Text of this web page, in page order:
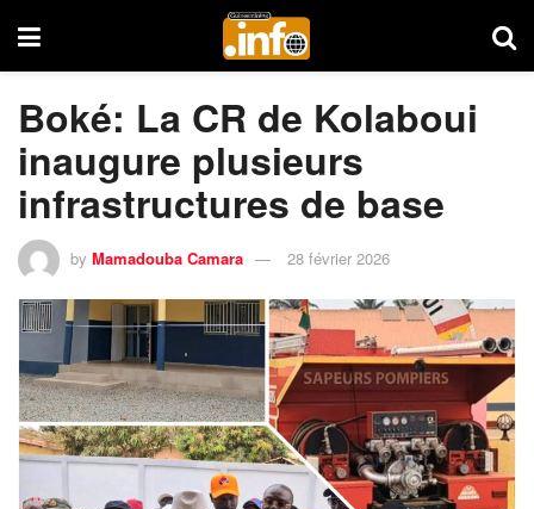
Boké: La CR de Kolaboui
inaugure plusieurs
infrastructures de base
by Mamadouba Camara 28 février 2026